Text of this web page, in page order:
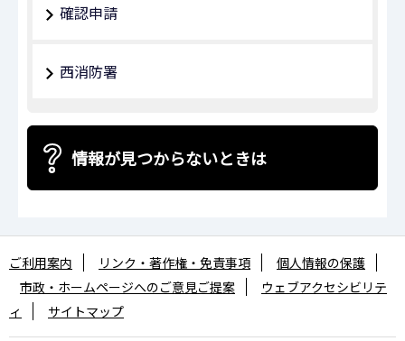
確認申請
西消防署
情報が見つからないときは
ご利用案内 リンク・著作権・免責事項
個人情報の保護
市政・ホームページへのご意見ご提案
ウェブアクセシビリテ
ィ
サイトマップ